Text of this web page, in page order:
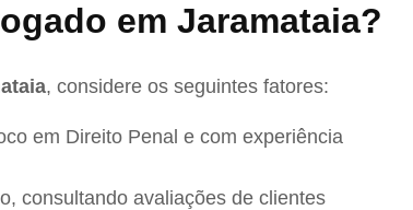
em Jaramataia?
, considere os seguintes fatores:
em Direito Penal e com experiência
consultando avaliações de clientes